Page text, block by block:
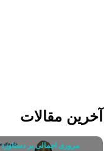
آخرین مقالات
مروری اجمالی بر دستاورد